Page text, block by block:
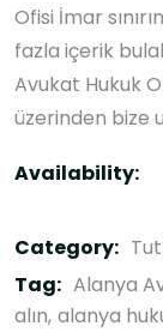
Ofisi İmar
fazla içerik
Avukat Hukuk
üzerinden bize
Availability:
Category:
Tag: Alanya
alın alanya